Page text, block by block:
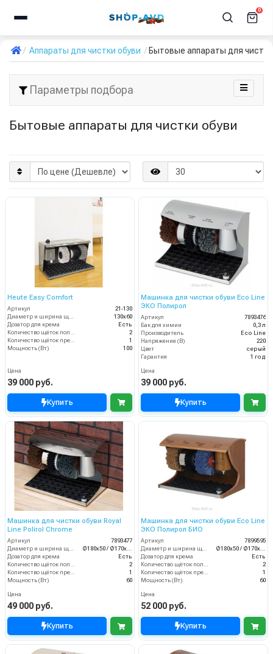
0
Аппараты для чистки обуви Бытовые аппараты для
Параметры подбора
Бытовые аппараты для чистки обуви
Heute Easy Comfort
Артикул
21-130
130х60
Дозатор для крема
Есть
2
1
Мощность (Вт)
100
Цена
39 000 руб.
Купить
Машинка для чистки обуви Eco Line
ЭКО Полирол
Артикул
7893476
Бак для химии
0,3 л
Производитель
Eco Line
Напряжение (В)
220
Цвет
серый
Гарантия
1 год
Цена
39 000 руб.
Купить
Машинка для чистки обуви Royal
Line Polirol Chrome
Артикул
7893477
Диаметр и ширина щёток (мм)
Ø180х50 / Ø170х70
Дозатор для крема
Есть
Количество щёток полировки (шт)
2
Количество щёток предварительной очистки (шт)
1
Мощность (Вт)
60
Цена
49 000 руб.
Купить
Машинка для чистки обуви Eco Line
ЭКО Полирол БИО
Артикул
7899595
Диаметр и ширина щёток (мм)
Ø180х50 / Ø170х70
Дозатор для крема
Есть
Количество щёток полировки (шт)
2
Количество щёток предварительной очистки (шт)
1
Мощность (Вт)
60
Цена
52 000 руб.
Купить